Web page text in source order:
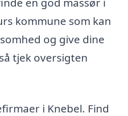
kommune som kan
og give dine
tjek oversigten
i Knebel. Find